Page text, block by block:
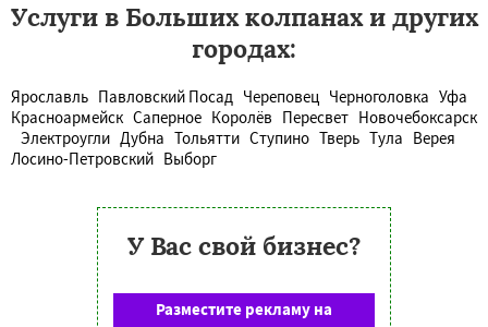
Услуги в Больших колпанах и других
городах:
Ярославль Павловский Посад Череповец Черноголовка Уфа
Красноармейск Саперное Королёв Пересвет Новочебоксарск
Электроугли Дубна Тольятти Ступино Тверь Тула Верея
Лосино-Петровский Выборг
У Вас свой бизнес?
Разместите рекламу на